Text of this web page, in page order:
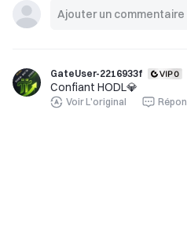
GateUser-2216933f
Confiant HODL💎
Voir L'original